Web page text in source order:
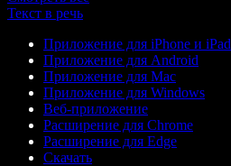
Текст в речь
Приложение для iPhone и iPad
Приложение для Android
Приложение для Mac
Приложение для Windows
Веб-приложение
Расширение для Chrome
Расширение для Edge
Скачать